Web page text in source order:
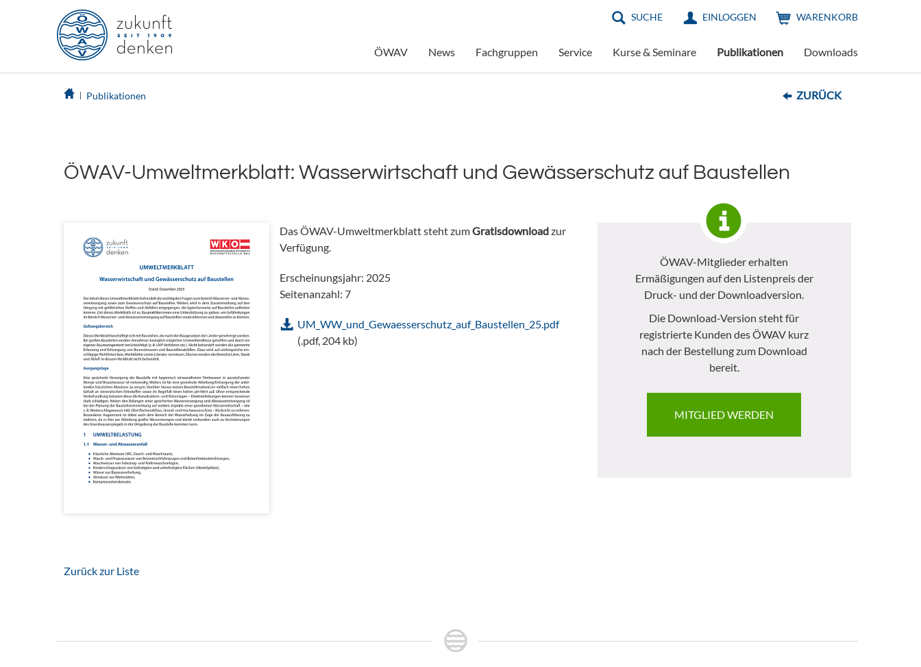
SUCHE EINLOGGEN WARENKORB
ÖWAV News Fachgruppen Service Kurse & Seminare Publikationen Downloads
Publikationen ZURÜCK
ÖWAV-Umweltmerkblatt: Wasserwirtschaft und Gewässerschutz auf Baustellen
Das ÖWAV-Umweltmerkblatt steht zumGratisdownloadzur
Verfügung.
Erscheinungsjahr: 2025
Seitenanzahl: 7
UM_WW_und_Gewaesserschutz_auf_Baustellen_25.pdf
(.pdf, 204 kb)
ÖWAV-Mitglieder erhalten
Ermäßigungen auf den Listenpreis der
Druck- und der Downloadversion.
Die Download-Version steht für
registrierte Kunden des ÖWAV kurz
nach der Bestellung zum Download
bereit.
MITGLIED WERDEN
Zurück zur Liste